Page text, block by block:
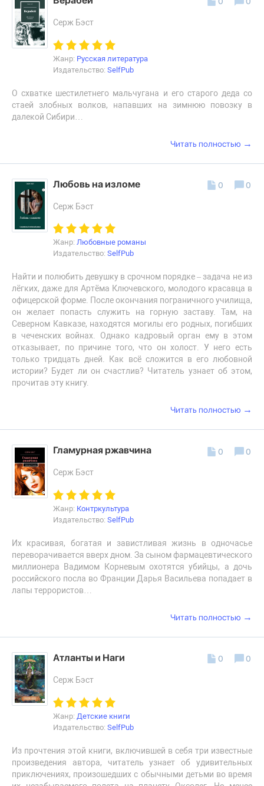
Серж Бэст
Жанр: Русская литература
Издательство: SelfPub
О схватке шестилетнего мальчугана и его старого деда со
стаей злобных волков, напавших на зимнюю повозку в
далекой Сибири…
Читать полностью →
Любовь на изломе
Серж Бэст
Жанр: Любовные романы
Издательство: SelfPub
Найти и полюбить девушку в срочном порядке – задача не из
лёгких, даже для Артёма Ключевского, молодого красавца в
офицерской форме. После окончания пограничного училища,
он желает попасть служить на горную заставу. Там, на
Северном Кавказе, находятся могилы его родных, погибших
в чеченских войнах. Однако кадровый орган ему в этом
отказывает, по причине того, что он холост. У него есть
только тридцать дней. Как всё сложится в его любовной
истории? Будет ли он счастлив? Читатель узнает об этом,
прочитав эту книгу.
0 0
Читать полностью →
Гламурная ржавчина
Серж Бэст
Жанр: Контркультура
Издательство: SelfPub
Их красивая, богатая и завистливая жизнь в одночасье
переворачивается вверх дном. За сыном фармацевтического
миллионера Вадимом Корневым охотятся убийцы, а дочь
российского посла во Франции Дарья Васильева попадает в
лапы террористов…
0 0
Читать полностью →
Атланты и Наги
Серж Бэст
Жанр: Детские книги
Издательство: SelfPub
Из прочтения этой книги, включившей в себя три известные
произведения автора, читатель узнает об удивительных
приключениях, произошедших с обычными детьми во время
0 0